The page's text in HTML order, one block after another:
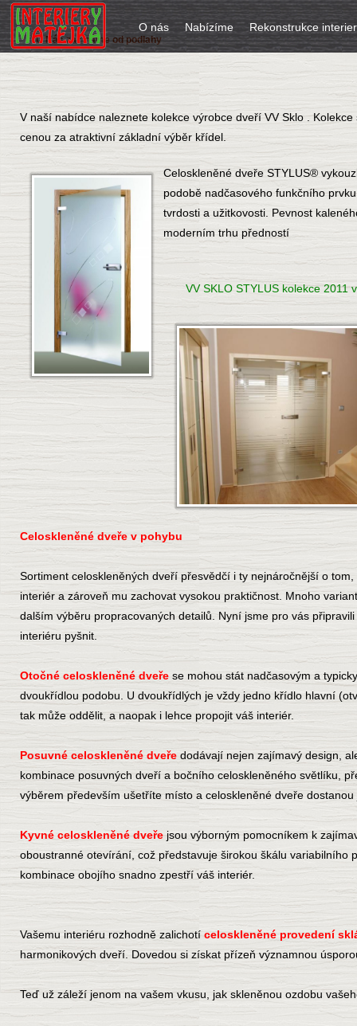
O nás Nabízíme Rekonstrukce
U Nás začínáme od podlahy
V naší nabídce naleznete kolekce výrobce dveří VV Sklo .
cenou za atraktivní základní výběr křídel.
Celoskleněné dveře STYLUS®
podobě nadčasového funkčního
tvrdosti a užitkovosti. Pevnost
moderním trhu předností
VV SKLO STYLUS kolekce 2011
Celoskleněné dveře v pohybu
Sortiment celoskleněných dveří přesvědčí i ty nejnáročnější o
interiér a zároveň mu zachovat vysokou praktičnost. Mnoho
dalším výběru propracovaných detailů. Nyní jsme pro vás
interiéru pyšnit.
Otočné celoskleněné dveře se mohou stát nadčasovým a
dvoukřídlou podobu. U dvoukřídlých je vždy jedno křídlo hlavní
tak může oddělit, a naopak i lehce propojit váš interiér.
Posuvné celoskleněné dveře dodávají nejen zajímavý design,
kombinace posuvných dveří a bočního celoskleněného světlíku,
výběrem především ušetříte místo a celoskleněné dveře
Kyvné celoskleněné dveře jsou výborným pomocníkem k
oboustranné otevírání, což představuje širokou škálu
kombinace obojího snadno zpestří váš interiér.
Vašemu interiéru rozhodně zalichotí celoskleněné provedení
harmonikových dveří. Dovedou si získat přízeň významnou
Teď už záleží jenom na vašem vkusu, jak skleněnou ozdobu